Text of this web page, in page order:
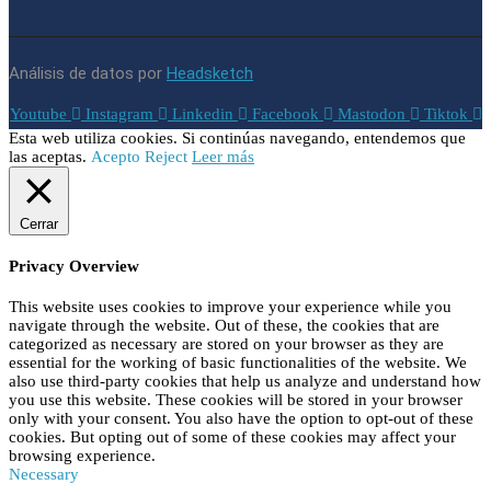
Análisis de datos por Headsketch
Youtube Instagram Linkedin Facebook Mastodon
Tiktok
Esta web utiliza cookies. Si continúas navegando, entendemos que
las aceptas. Acepto Reject Leer más
Cerrar
Privacy Overview
This website uses cookies to improve your experience while you
navigate through the website. Out of these, the cookies that are
categorized as necessary are stored on your browser as they are
essential for the working of basic functionalities of the website. We
also use third-party cookies that help us analyze and understand how
you use this website. These cookies will be stored in your browser
only with your consent. You also have the option to opt-out of these
cookies. But opting out of some of these cookies may affect your
browsing experience.
Necessary